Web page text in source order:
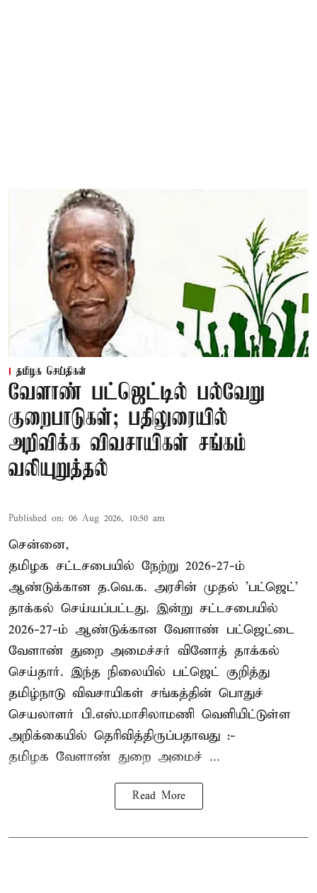
தமிழக செய்திகள்
வேளாண் பட்ஜெட்டில் பல்வேறு
குறைபாடுகள்; பதிலுரையில்
அறிவிக்க விவசாயிகள் சங்கம்
வலியுறுத்தல்
Published on: 06 Aug 2026, 10:50 am
சென்னை,
தமிழக சட்டசபையில் நேற்று 2026-27-ம்
ஆண்டுக்கான த.வெ.க. அரசின் முதல் 'பட்ஜெட்'
தாக்கல் செய்யப்பட்டது. இன்று சட்டசபையில்
2026-27-ம் ஆண்டுக்கான வேளாண் பட்ஜெட்டை
வேளாண் துறை அமைச்சர் வினோத் தாக்கல்
செய்தார். இந்த நிலையில் பட்ஜெட் குறித்து
தமிழ்நாடு விவசாயிகள் சங்கத்தின் பொதுச்
செயலாளர் பி.எஸ்.மாசிலாமணி வெளியிட்டுள்ள
அறிக்கையில் தெரிவித்திருப்பதாவது :-
தமிழக வேளாண் துறை அமைச் ...
Read More